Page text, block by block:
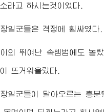
라고 하시는것이였다.
일군들은 격정에 휩싸였다.
이의 뛰여난 속셈법에도 놀
뜨거워올랐다.
일군들이 달아오르는 흥